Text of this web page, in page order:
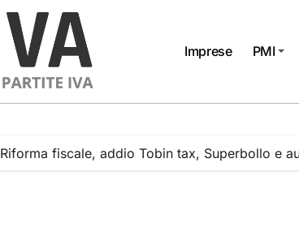
Imprese PMI
Riforma fiscale, addio Tobin tax, Superbollo e